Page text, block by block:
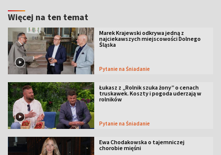
Więcej na ten temat
Marek Krajewski odkrywa jedną z
najciekawszych miejscowości Dolnego
Śląska
Pytanie na Śniadanie
Łukasz z „Rolnik szuka żony” o cenach
truskawek. Koszty i pogoda uderzają w
rolników
Pytanie na Śniadanie
Ewa Chodakowska o tajemniczej
chorobie mięśni